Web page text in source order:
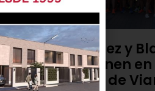
Diego Díez y
se imponen
Popular de